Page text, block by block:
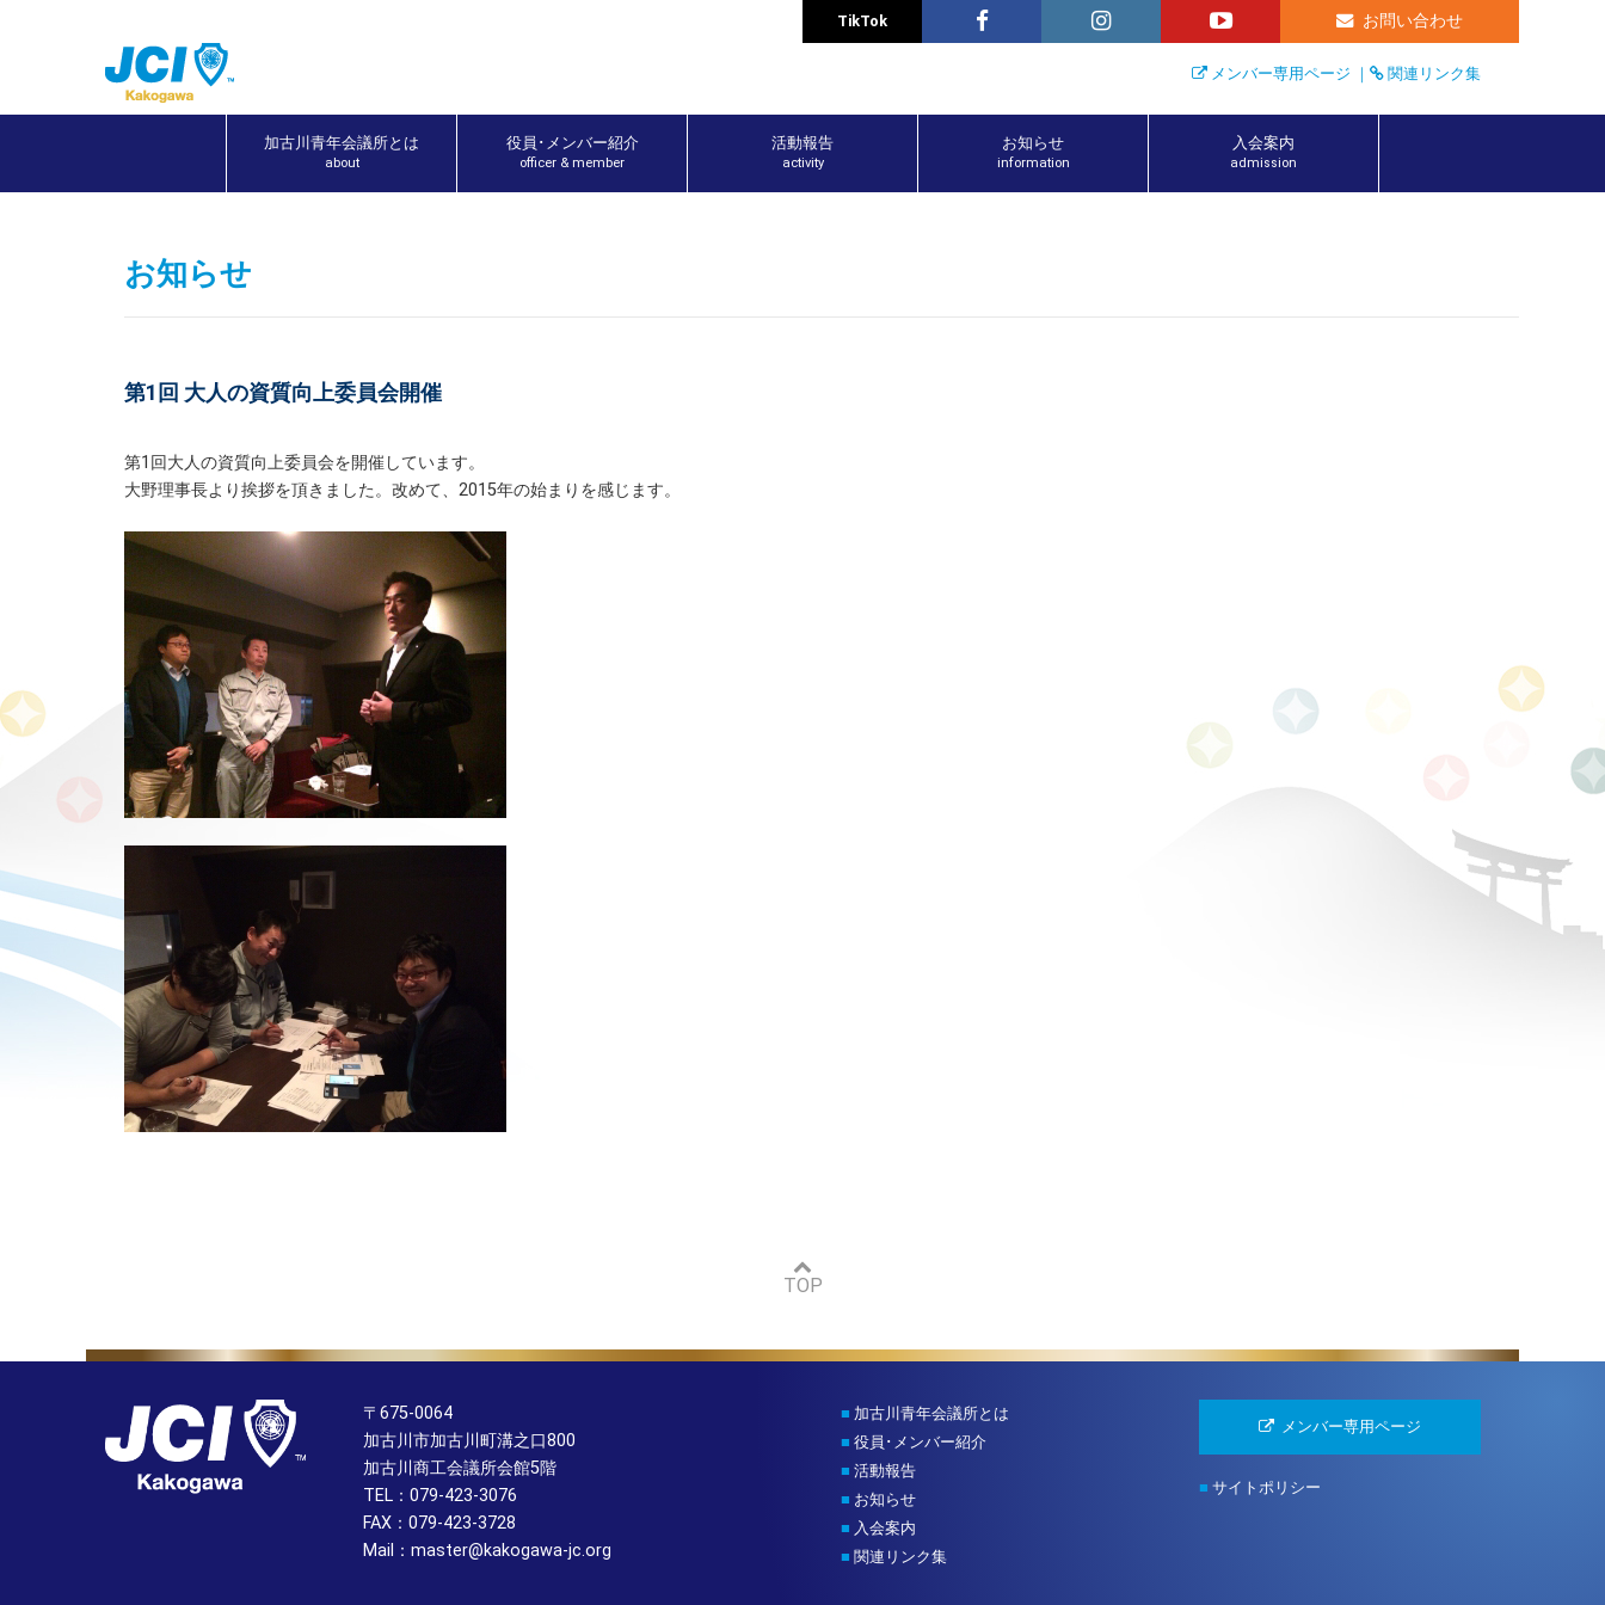
TikTok お問い合わせ
メンバー専用ページ ｜ 関連リンク集
加古川青年会議所とは
about
役員･メンバー紹介
officer & member
活動報告
activity
お知らせ
information
入会案内
admission
お知らせ
第1回 大人の資質向上委員会開催
第1回大人の資質向上委員会を開催しています。
大野理事長より挨拶を頂きました。改めて、2015年の始まりを感じます。
TOP
〒675-0064
加古川市加古川町溝之口800
加古川商工会議所会館5階
TEL：079-423-3076
FAX：079-423-3728
Mail：master@kakogawa-jc.org
■ 加古川青年会議所とは
■ 役員･メンバー紹介
■ 活動報告
■ お知らせ
■ 入会案内
■ 関連リンク集
メンバー専用ページ
■ サイトポリシー